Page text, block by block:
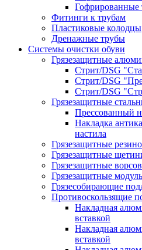
Гофрированные
Фитинги к трубам
Пластиковые колодцы
Дренажные трубы
Системы очистки обуви
Грязезащитные
Стрит/DSG
Стрит/DSG
Стрит/DSG
Грязезащитные
Прессованный
Накладка
настила
Грязезащитные
Грязезащитные
Грязезащитные
Грязезащитные
Грязесобирающие
Противоскользящие
Накладная
вставкой
Накладная
вставкой